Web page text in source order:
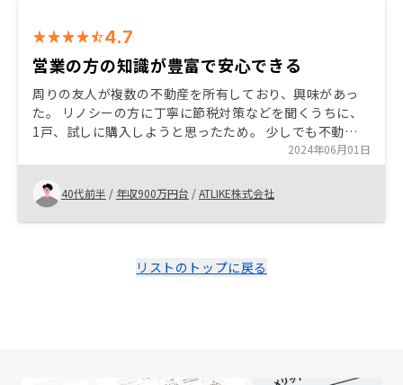
4.7
営業の方の知識が豊富で安心できる
周りの友人が複数の不動産を所有しており、興味があっ
た。 リノシーの方に丁寧に節税対策などを聞くうちに、
1戸、試しに購入しようと思ったため。 少しでも不動産
投資に興味ある方は、一度、気軽にお話を聞くことをオ
ススメします。
2024年06月01日
40代前半 / 年収900万円台 /ATLIKE株式会社
リストのトップに戻る